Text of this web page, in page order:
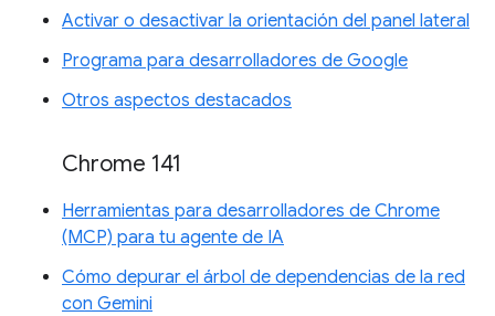
Activar o desactivar la orientación del panel lateral
Programa para desarrolladores de Google
Otros aspectos destacados
Chrome 141
Herramientas para desarrolladores de Chrome
(MCP) para tu agente de IA
Cómo depurar el árbol de dependencias de la red
con Gemini